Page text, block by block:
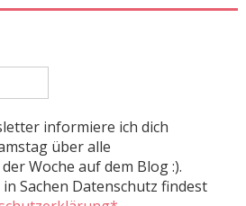
informiere ich dich
über alle
Woche auf dem Blog :).
Sachen Datenschutz findest